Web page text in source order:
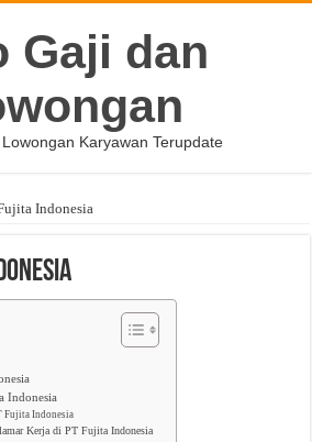
Gaji dan
Karyawan Terupdate
Indonesia
Indonesia
Fujita Indonesia
Kerja di PT Fujita Indonesia